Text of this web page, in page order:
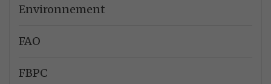
Environnement
FAO
FBPC